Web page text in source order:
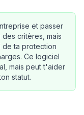
et passer
critères, mais
de ta protection
Ce logiciel
mais peut t'aider
statut.